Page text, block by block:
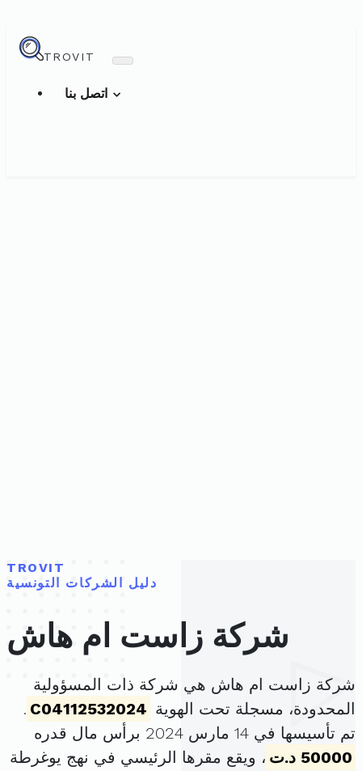
TROVIT
TROVIT
دليل الشركات التونسية
شركة زاست ام هاش
شركة زاست ام هاش هي شركة ذات المسؤولية
المحدودة، مسجلة تحت الهوية C04112532024
.
تم تأسيسها في 14 مارس 2024 برأس مال قدره
50000 د.ت
، ويقع مقرها الرئيسي في نهج يوغرطة